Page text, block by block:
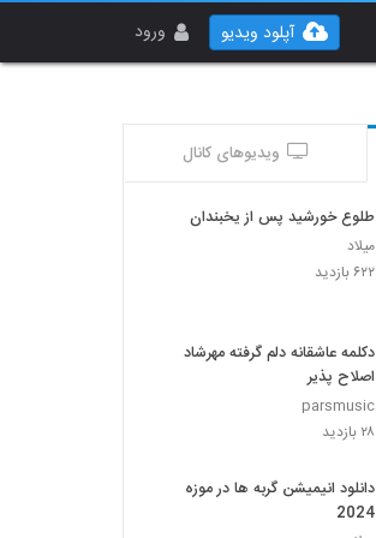
ورود آپلود ویدیو
ویدیوهای کانال
طلوع خورشید پس از یخبندان
میلاد
۶۲۲ بازدید
دکلمه عاشقانه دلم گرفته مهرشاد
اصلاح پذیر
parsmusic
۲۸ بازدید
دانلود انیمیشن گربه ها در موزه
2024